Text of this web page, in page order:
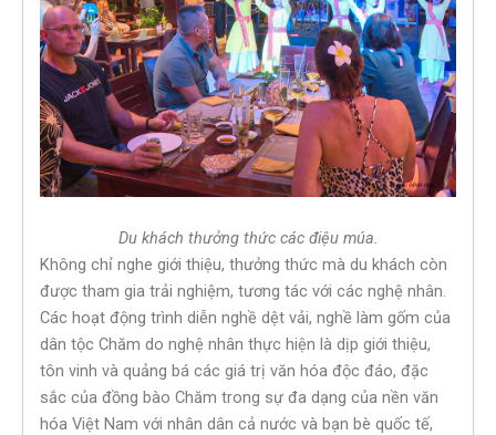
Du khách thưởng thức các điệu múa.
Không chỉ nghe giới thiệu, thưởng thức mà du khách còn
được tham gia trải nghiệm, tương tác với các nghệ nhân.
Các hoạt động trình diễn nghề dệt vải, nghề làm gốm của
dân tộc Chăm do nghệ nhân thực hiện là dịp giới thiệu,
tôn vinh và quảng bá các giá trị văn hóa độc đáo, đặc
sắc của đồng bào Chăm trong sự đa dạng của nền văn
hóa Việt Nam với nhân dân cả nước và bạn bè quốc tế,